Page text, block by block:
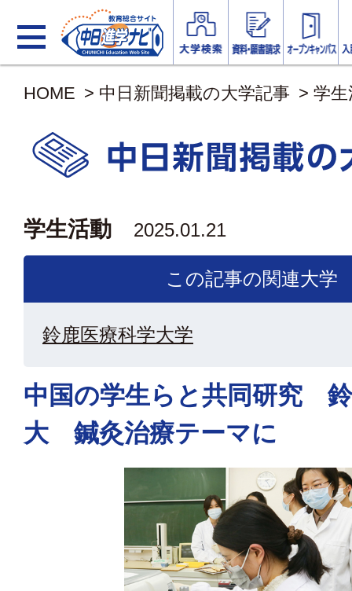
HOME > 中日新聞掲載の大学記事 > 学
学生活動 2025.01.21
この記事の関連大学
鈴鹿医療科学大学
中国の学生らと共同研究
大 鍼灸治療テーマに